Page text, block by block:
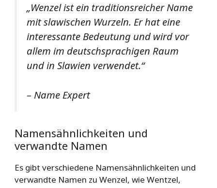
„Wenzel ist ein traditionsreicher Name
mit slawischen Wurzeln. Er hat eine
interessante Bedeutung und wird vor
allem im deutschsprachigen Raum
und in Slawien verwendet.“
– Name Expert
Namensähnlichkeiten und
verwandte Namen
Es gibt verschiedene Namensähnlichkeiten und
verwandte Namen zu Wenzel, wie Wentzel,